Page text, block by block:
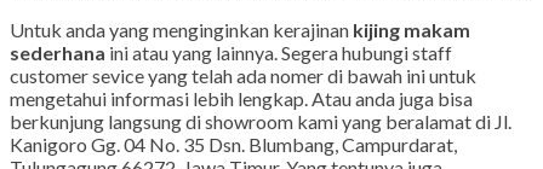
Untuk anda yang menginginkan kerajinan kijing makam
sederhana ini atau yang lainnya. Segera hubungi staff
customer sevice yang telah ada nomer di bawah ini untuk
mengetahui informasi lebih lengkap. Atau anda juga bisa
berkunjung langsung di showroom kami yang beralamat di Jl.
Kanigoro Gg. 04 No. 35 Dsn. Blumbang, Campurdarat,